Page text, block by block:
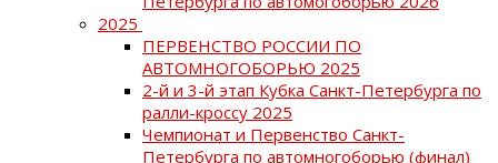
2025
ПЕРВЕНСТВО РОССИИ ПО
АВТОМНОГОБОРЬЮ 2025
2-й и 3-й этап Кубка Санкт-Петербурга по
ралли-кроссу 2025
Чемпионат и Первенство Санкт-
Петербурга по автомногоборью (финал)